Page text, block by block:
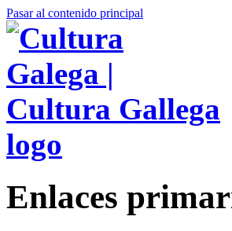
Pasar al contenido principal
Enlaces